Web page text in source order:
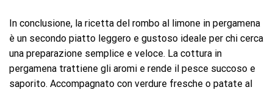
In conclusione, la ricetta del rombo al limone in pergamena
è un secondo piatto leggero e gustoso ideale per chi cerca
una preparazione semplice e veloce. La cottura in
pergamena trattiene gli aromi e rende il pesce succoso e
saporito. Accompagnato con verdure fresche o patate al